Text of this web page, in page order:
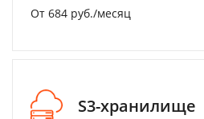
От 684 руб./месяц
S3-хранилище